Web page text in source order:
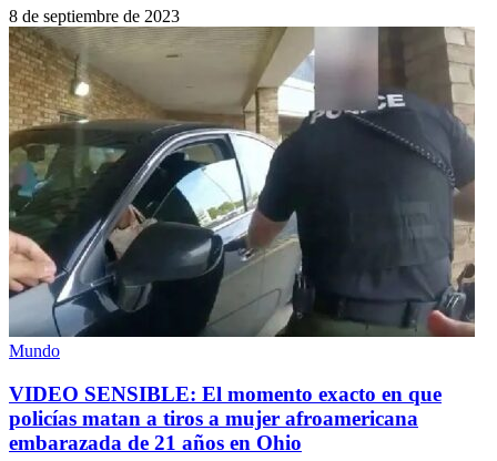
8 de septiembre de 2023
Mundo
VIDEO SENSIBLE: El momento exacto en que
policías matan a tiros a mujer afroamericana
embarazada de 21 años en Ohio